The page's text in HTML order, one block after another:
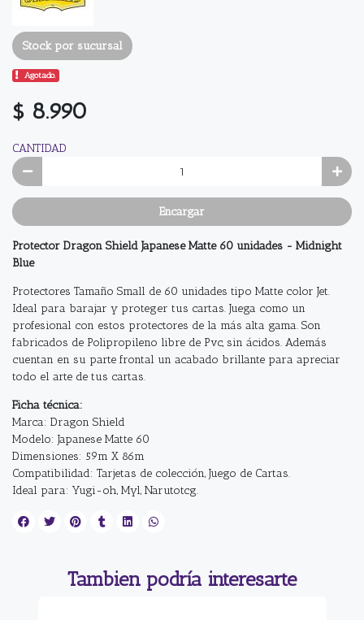
Stock por sucursal
Agotado.
$ 8.990
CANTIDAD
Encargar
Protector Dragon Shield Japanese Matte 60 unidades - Midnight
Blue
Protectores Tamaño Small de 60 unidades tipo Matte color Jet.
Ideal para barajar y proteger tus cartas. Juega como un
profesional con estos protectores de la más alta gama. Son
fabricados de Polipropileno libre de Pvc, sin ácidos. Además
cuentan en su parte frontal un acabado brillante para apreciar
todo el arte de tus cartas.
Ficha técnica:
Marca: Dragon Shield
Modelo: Japanese Matte 60
Dimensiones: 59m X 86m
Compatibilidad: Tarjetas de colección, Juego de Cartas.
Ideal para: Yugi-oh, Myl, Narutotcg.
Tambien podría interesarte